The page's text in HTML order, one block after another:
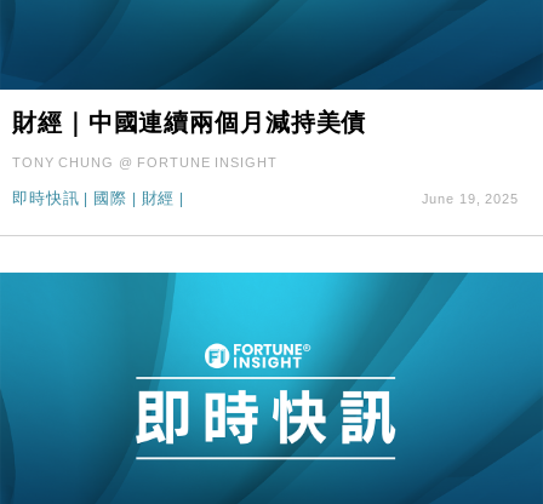
12:44
財經｜日本春季三度入市撐日圓 4月單日斥6.28萬億
日圓干預創新高
張
15:59
財經｜SA售股自救後再出手 斥4億美元押注未上市公
財經｜中國連續兩個月減持美債
TONY CHUNG @ FORTUNE INSIGHT
即時快訊 | 國際 | 財經 | June 19, 2025